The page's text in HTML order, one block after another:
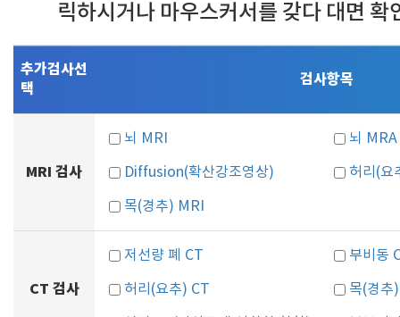
릭하시거나 마우스커서를 갖다 대면 확
추가검사선
택
검사항목
MRI 검사
뇌 MRI 뇌 MRA
Diffusion(확산강조영상) 허리(요
목(경추) MRI
CT 검사
저선량 폐 CT 부비동
허리(요추) CT 목(경추